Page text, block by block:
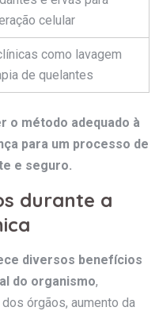
celular
como lavagem
de quelantes
o método adequado à
para um processo de
e seguro.
durante a
diversos benefícios
do organismo,
órgãos, aumento da